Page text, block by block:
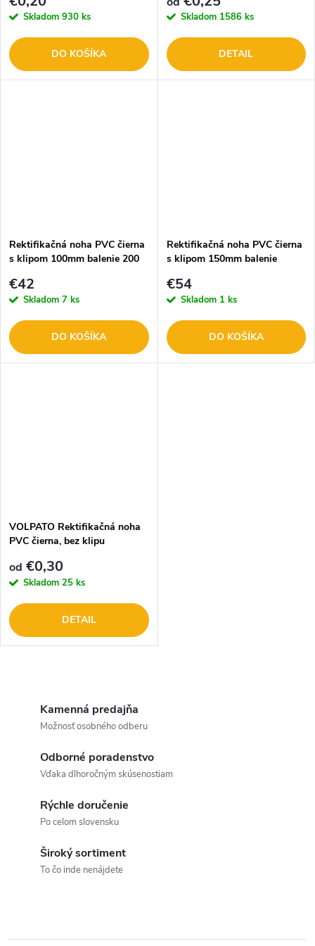
Skladom 930 ks
DO KOŠÍKA
Skladom 1586 ks
DETAIL
Rektifikačná noha PVC čierna
s klipom 100mm balenie 200
€42
Skladom 7 ks
DO KOŠÍKA
Rektifikačná noha PVC čierna
s klipom 150mm balenie
€54
Skladom 1 ks
DO KOŠÍKA
VOLPATO Rektifikačná noha
PVC čierna, bez klipu
od €0,30
Skladom 25 ks
DETAIL
Kamenná predajňa
Možnosť osobného odberu
Odborné poradenstvo
Vďaka dlhoročným skúsenostiam
Rýchle doručenie
Po celom slovensku
Široký sortiment
To čo inde nenájdete